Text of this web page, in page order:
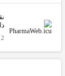
نقش